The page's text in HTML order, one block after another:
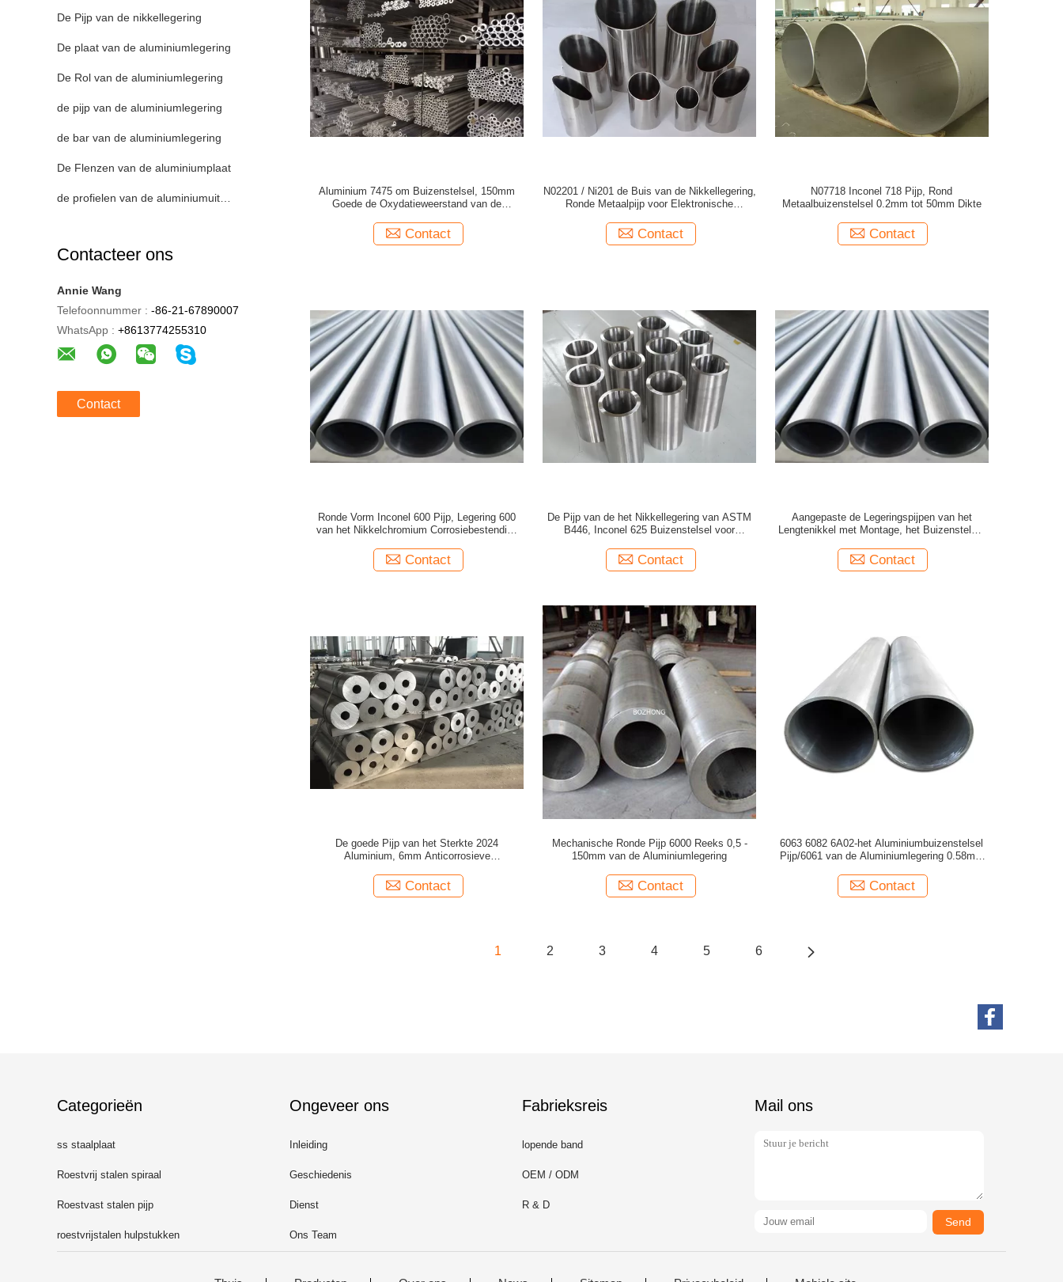
De Pijp van de nikkellegering
De plaat van de aluminiumlegering
De Rol van de aluminiumlegering
de pijp van de aluminiumlegering
de bar van de aluminiumlegering
De Flenzen van de aluminiumplaat
de profielen van de aluminiumuitdrijving
Contacteer ons
Annie Wang
Telefoonnummer : -86-21-67890007
WhatsApp : +8613774255310
Contact
Aluminium 7475 om Buizenstelsel, 150mm
Goede de Oxydatieweerstand van de
Contact
N02201 / Ni201 de Buis van de Nikkellegering,
Ronde Metaalpijp voor Elektronische
Contact
N07718 Inconel 718 Pijp, Rond
Metaalbuizenstelsel 0.2mm tot 50mm Dikte
Contact
Ronde Vorm Inconel 600 Pijp, Legering 600
van het Nikkelchromium Corrosiebestendige
Contact
De Pijp van de het Nikkellegering van ASTM
B446, Inconel 625 Buizenstelsel voor
Contact
Aangepaste de Legeringspijpen van het
Lengtenikkel met Montage, het Buizenstelsel
Contact
De goede Pijp van het Sterkte 2024
Aluminium, 6mm Anticorrosieve
Contact
Mechanische Ronde Pijp 6000 Reeks 0,5 -
150mm van de Aluminiumlegering
Contact
6063 6082 6A02-het Aluminiumbuizenstelsel
Pijp/6061 van de Aluminiumlegering 0.58mm
Contact
1 2 3 4 5 6
Categorieën
ss staalplaat
Roestvrij stalen spiraal
Roestvast stalen pijp
roestvrijstalen hulpstukken
Ongeveer ons
Inleiding
Geschiedenis
Dienst
Ons Team
Fabrieksreis
lopende band
OEM / ODM
R & D
Mail ons
Send